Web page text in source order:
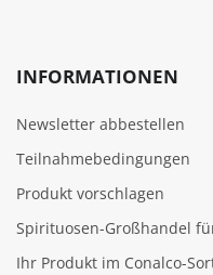
INFORMATIONEN
Newsletter abbestellen
Teilnahmebedingungen
Produkt vorschlagen
Spirituosen-Großhandel
Ihr Produkt im Conalco-